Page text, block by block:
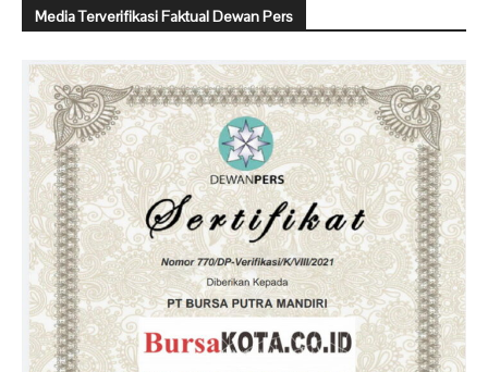
Media Terverifikasi Faktual Dewan Pers